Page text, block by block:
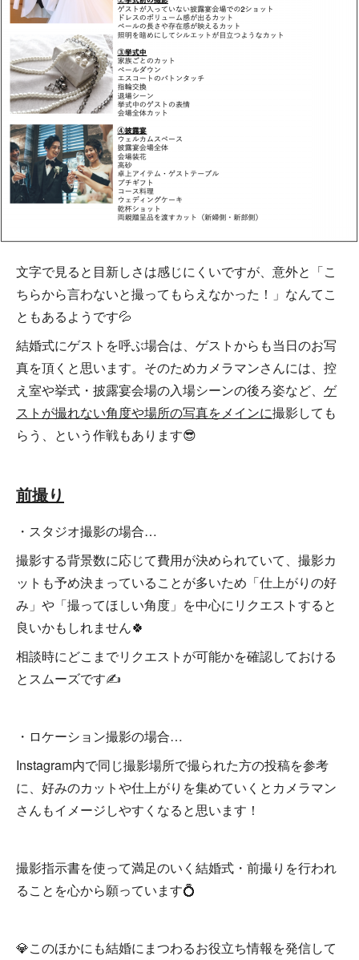
文字で見ると目新しさは感じにくいですが、意外と「こ
ちらから言わないと撮ってもらえなかった！」なんてこ
ともあるようです💦
結婚式にゲストを呼ぶ場合は、ゲストからも当日のお写
真を頂くと思います。そのためカメラマンさんには、控
え室や挙式・披露宴会場の入場シーンの後ろ姿など、 ゲ
ストが撮れない角度や場所の写真をメインに撮影しても
らう、という作戦もあります😎
前撮り
・スタジオ撮影の場合…
撮影する背景数に応じて費用が決められていて、撮影カ
ットも予め決まっていることが多いため「仕上がりの好
み」や「撮ってほしい角度」を中心にリクエストすると
良いかもしれません🍀
相談時にどこまでリクエストが可能かを確認しておける
とスムーズです✍️
・ロケーション撮影の場合…
Instagram内で同じ撮影場所で撮られた方の投稿を参考
に、好みのカットや仕上がりを集めていくとカメラマン
さんもイメージしやすくなると思います！
撮影指示書を使って満足のいく結婚式・前撮りを行われ
ることを心から願っています💍
💎このほかにも結婚にまつわるお役立ち情報を発信して